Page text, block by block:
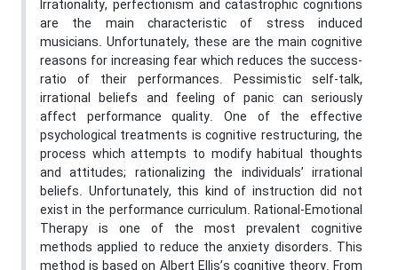
Irrationality, perfectionism and catastrophic cognitions
are the main characteristic of stress induced
musicians. Unfortunately, these are the main cognitive
reasons for increasing fear which reduces the success-
ratio of their performances. Pessimistic self-talk,
irrational beliefs and feeling of panic can seriously
affect performance quality. One of the effective
psychological treatments is cognitive restructuring, the
process which attempts to modify habitual thoughts
and attitudes; rationalizing the individuals’ irrational
beliefs. Unfortunately, this kind of instruction did not
exist in the performance curriculum. Rational-Emotional
Therapy is one of the most prevalent cognitive
methods applied to reduce the anxiety disorders. This